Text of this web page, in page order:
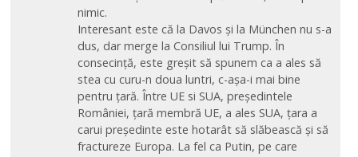
nimic.
Interesant este că la Davos și la München nu s-a
dus, dar merge la Consiliul lui Trump. În
consecință, este greșit să spunem ca a ales să
stea cu curu-n doua luntri, c-așa-i mai bine
pentru țară. Între UE si SUA, președintele
României, țară membră UE, a ales SUA, țara a
carui președinte este hotarât să slăbească și să
fractureze Europa. La fel ca Putin, pe care